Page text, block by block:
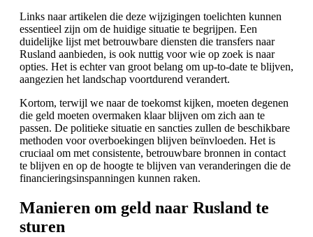
Links naar artikelen die deze wijzigingen toelichten kunnen
essentieel zijn om de huidige situatie te begrijpen. Een
duidelijke lijst met betrouwbare diensten die transfers naar
Rusland aanbieden, is ook nuttig voor wie op zoek is naar
opties. Het is echter van groot belang om up-to-date te blijven,
aangezien het landschap voortdurend verandert.
Kortom, terwijl we naar de toekomst kijken, moeten degenen
die geld moeten overmaken klaar blijven om zich aan te
passen. De politieke situatie en sancties zullen de beschikbare
methoden voor overboekingen blijven beïnvloeden. Het is
cruciaal om met consistente, betrouwbare bronnen in contact
te blijven en op de hoogte te blijven van veranderingen die de
financieringsinspanningen kunnen raken.
Manieren om geld naar Rusland te
sturen